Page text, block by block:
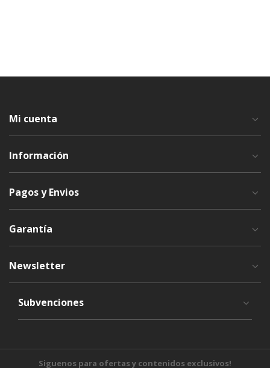
Mi cuenta
Información
Pagos y Envios
Garantía
Newsletter
Subvenciones
Siguenos para ofertas y contenidos exclusivos!